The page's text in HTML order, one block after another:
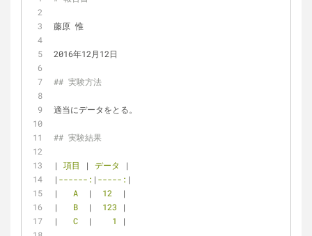
藤原 惟
2016年12月12日
## 実験方法
適当にデータをとる。
## 実験結果
| 項目 | データ
|
| ------: | -----: |
|
   A
|
  12
|
|
   B
|
  123
|
|
   C
|
    1
|